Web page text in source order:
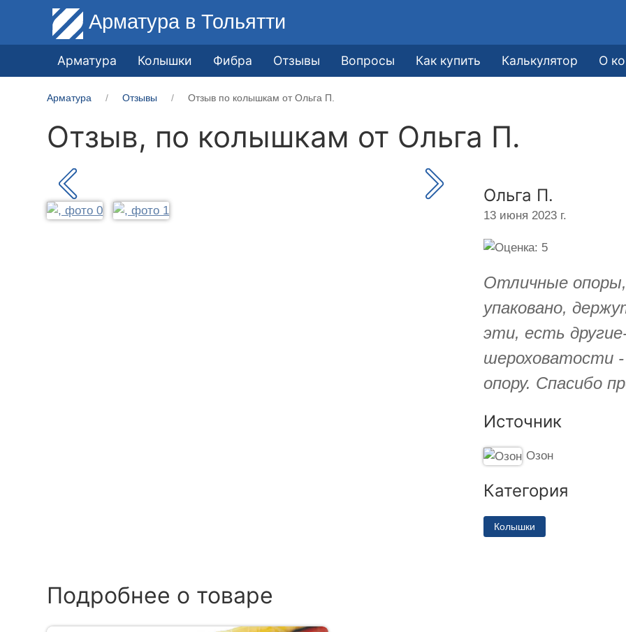
Арматура в Тольятти
Арматура Колышки Фибра Отзывы Вопросы Как купить Калькулятор О
Арматура Отзывы Отзыв по колышкам от Ольга П.
Отзыв, по колышкам от Ольга П.
Ольга П.
13 июня 2023 г.
Отличные опоры,
упаковано,
эти, есть
шероховатости
опору. Спасибо
Источник
Озон
Категория
Колышки
Подробнее о товаре